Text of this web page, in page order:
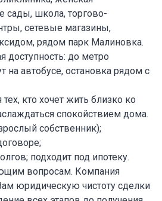
сады, школа, торгово-
сетевые магазины,
рядом парк Малиновка.
доступность: до метро
на автобусе, остановка рядом с
кто хочет жить близко ко
спокойствием дома.
собственник);
подходит под ипотеку.
вопросам. Компания
юридическую чистоту сделки